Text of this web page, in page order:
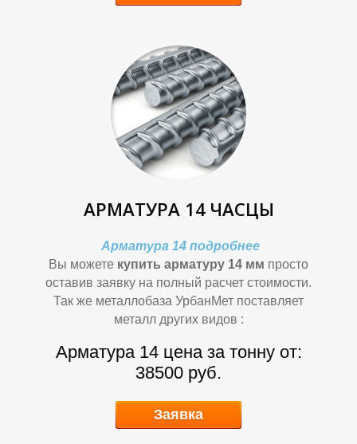
П
Р
АРМАТУРА 14 ЧАСЦЫ
Арматура 14 подробнее
Вы можете купить арматуру 14 мм просто
оставив заявку на полный расчет стоимости.
Так же металлобаза УрбанМет поставляет
металл других видов :
Арматура 14 цена за тонну от:
38500 руб.
Заявка
П
Р